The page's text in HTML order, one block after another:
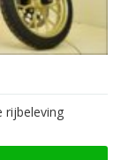
rijbeleving